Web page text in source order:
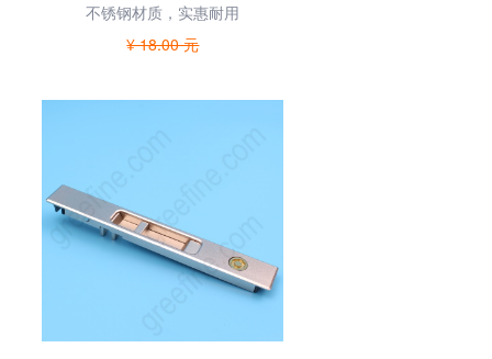
不锈钢材质，实惠耐用
¥ 18.00 元